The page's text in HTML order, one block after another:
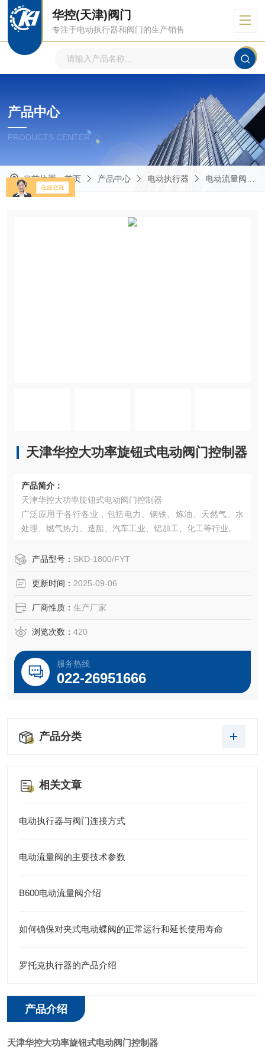
华控(天津)阀门
专注于电动执行器和阀门的生产销售
产品中心
PRODUCTS CENTER
当前位置：首页 产品中心 电动执行器 电动流量阀
天津华控大功率旋钮式电动阀门控制器
产品简介：
天津华控大功率旋钮式电动阀门控制器
广泛应用于各行各业，包括电力、钢铁、炼油、天然气、水
处理、燃气热力、造船、汽车工业、铝加工、化工等行业。
产品型号： SKD-1800/FYT
更新时间： 2025-09-06
厂商性质： 生产厂家
浏览次数： 420
服务热线
022-26951666
产品分类
相关文章
电动执行器与阀门连接方式
电动流量阀的主要技术参数
B600电动流量阀介绍
如何确保对夹式电动蝶阀的正常运行和延长使用寿命
罗托克执行器的产品介绍
产品介绍
天津华控大功率旋钮式电动阀门控制器